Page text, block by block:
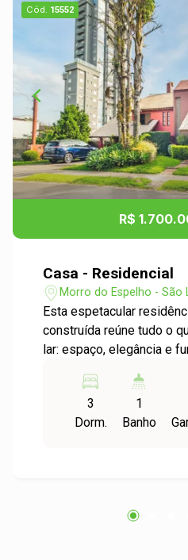
Cód. 15552
R$
Casa - Residencial
Morro do Espelho - São
Esta espetacular
construída reúne tudo o
lar: espaço, elegância e
sacada, hidromassagem
refúgio ideal para os
descanso. A área íntima
conforto e estilo. A casa
3
Dorm.
1
Banho